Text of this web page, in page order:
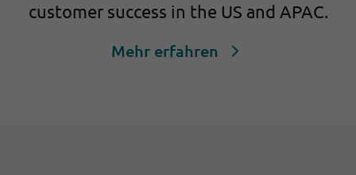
customer success in the US and APAC.
Mehr erfahren